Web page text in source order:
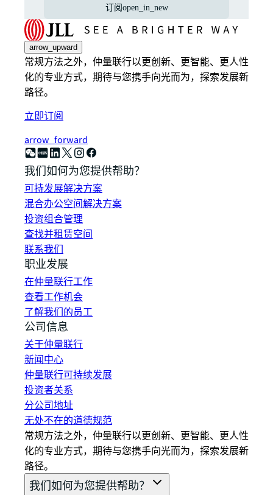
订阅 open_in_new
arrow_upward
常规方法之外，仲量联行以更创新、更智能、更人性
化的专业方式，期待与您携手向光而为，探索发展新
路径。
立即订阅
arrow_forward
我们如何为您提供帮助？
可持发展解决方案
混合办公空间解决方案
投资组合管理
查找并租赁空间
联系我们
职业发展
在仲量联行工作
查看工作机会
了解我们的员工
公司信息
关于仲量联行
新闻中心
仲量联行可持续发展
投资者关系
分公司地址
无处不在的道德规范
常规方法之外，仲量联行以更创新、更智能、更人性
化的专业方式，期待与您携手向光而为，探索发展新
路径。
我们如何为您提供帮助？